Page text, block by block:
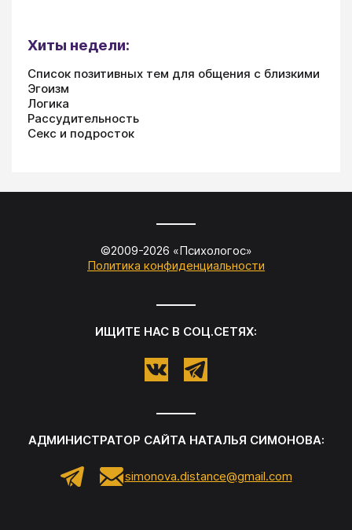
Хиты недели:
Список позитивных тем для общения с близкими
Эгоизм
Логика
Рассудительность
Секс и подросток
©2009-2026 «Психологос»
Политика конфиденциальности
ИЩИТЕ НАС В СОЦ.СЕТЯХ:
АДМИНИСТРАТОР САЙТА НАТАЛЬЯ СИМОНОВА:
simonova.distance@gmail.com